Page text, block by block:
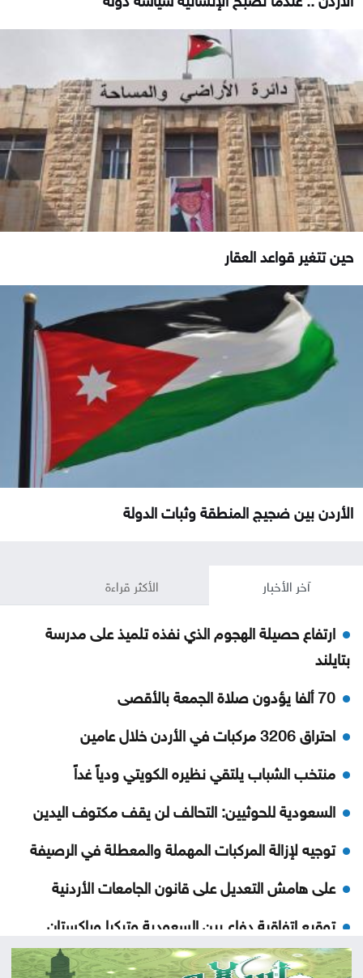
حين تتغير قواعد العقار
الأردن بين ضجيج المنطقة وثبات الدولة
آخر الأخبار الأكثر قراءة
ارتفاع حصيلة الهجوم الذي نفذه تلميذ على مدرسة
بتايلند
70 ألفا يؤدون صلاة الجمعة بالأقصى
احتراق 3206 مركبات في الأردن خلال عامين
منتخب الشباب يلتقي نظيره الكويتي ودياً غداً
السعودية للحوثيين: التحالف لن يقف مكتوف اليدين
توجيه لإزالة المركبات المهملة والمعطلة في الرصيفة
على هامش التعديل على قانون الجامعات الأردنية
توقيع اتفاقية دفاع بين السعودية وتركيا وباكستان
الجامعة العربية تدين الهجمات على السعودية واليمن